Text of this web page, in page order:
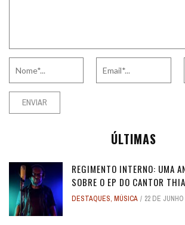
ÚLTIMAS
REGIMENTO INTERNO: UMA
SOBRE O EP DO CANTOR
DESTAQUES, MÚSICA 22 DE